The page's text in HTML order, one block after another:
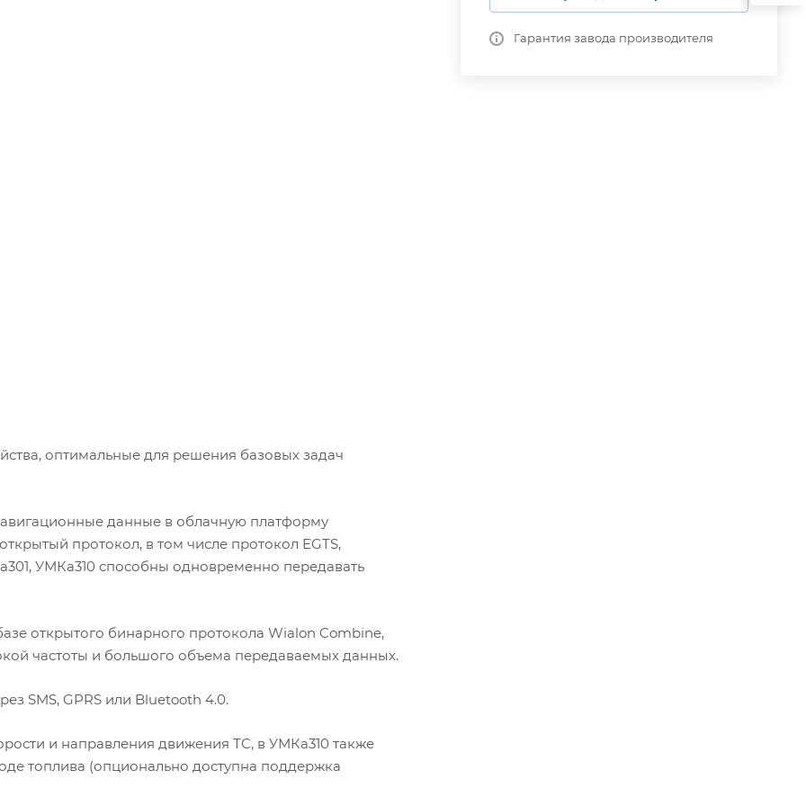
Гарантия завода производителя
оптимальные для решения базовых задач
данные в облачную платформу
протокол, в том числе протокол EGTS,
УМКа310 способны одновременно передавать
открытого бинарного протокола Wialon Combine,
частоты и большого объема передаваемых данных.
SMS, GPRS или Bluetooth 4.0.
и направления движения ТС, в УМКа310 также
топлива (опционально доступна поддержка